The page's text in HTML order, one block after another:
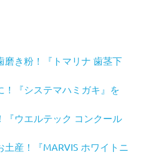
磨き粉！『トマリナ 歯茎下
！『システマハミガキ』を
『ウエルテック コンクール
産！『MARVIS ホワイトニ